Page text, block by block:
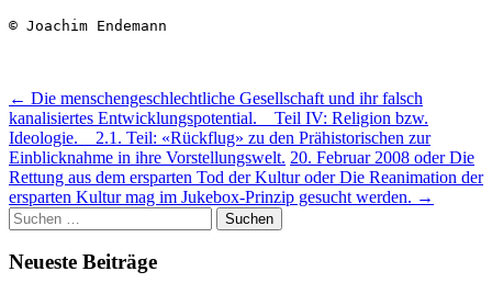
© Joachim Endemann
Beitragsnavigation
← Die menschengeschlechtliche Gesellschaft und ihr falsch
kanalisiertes Entwicklungspotential. _ Teil IV: Religion bzw.
Ideologie. _ 2.1. Teil: «Rückflug» zu den Prähistorischen zur
Einblicknahme in ihre Vorstellungswelt. 20. Februar 2008 oder Die
Rettung aus dem ersparten Tod der Kultur oder Die Reanimation der
ersparten Kultur mag im Jukebox-Prinzip gesucht werden. →
Suchen
nach:
Neueste Beiträge